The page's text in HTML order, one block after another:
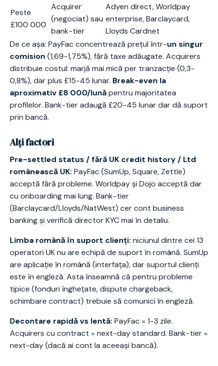
Peste
£100 000
Acquirer
(negociat) sau
bank-tier
Adyen direct, Worldpay
enterprise, Barclaycard,
Lloyds Cardnet
De ce așa: PayFac concentrează prețul într-un singur
comision (1,69-1,75%), fără taxe adăugate. Acquirers
distribuie costul: marjă mai mică per tranzacție (0,3-
0,8%), dar plus £15-45 lunar. Break-even la
aproximativ £8 000/lunăpentru majoritatea
profilelor. Bank-tier adaugă £20-45 lunar dar dă suport
prin bancă.
Alți factori
Pre-settled status / fără UK credit history / Ltd
românească UK: PayFac (SumUp, Square, Zettle)
acceptă fără probleme. Worldpay și Dojo acceptă dar
cu onboarding mai lung. Bank-tier
(Barclaycard/Lloyds/NatWest) cer cont business
banking și verifică director KYC mai în detaliu.
Limba română în suport clienți: niciunul dintre cei 13
operatori UK nu are echipă de suport în română. SumUp
are aplicație în română (interfața), dar suportul clienți
este în engleză. Asta înseamnă că pentru probleme
tipice (fonduri înghețate, dispute chargeback,
schimbare contract) trebuie să comunici în engleză.
Decontare rapidă vs lentă: PayFac = 1-3 zile.
Acquirers cu contract = next-day standard. Bank-tier =
next-day (dacă ai cont la aceeași bancă).